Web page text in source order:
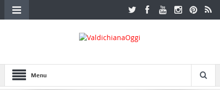
Menu